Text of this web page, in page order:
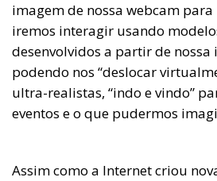
imagem de nossa webcam
iremos interagir usando
desenvolvidos a partir de nossa
podendo nos “deslocar
ultra-realistas, “indo e vindo”
eventos e o que pudermos
Assim como a Internet criou